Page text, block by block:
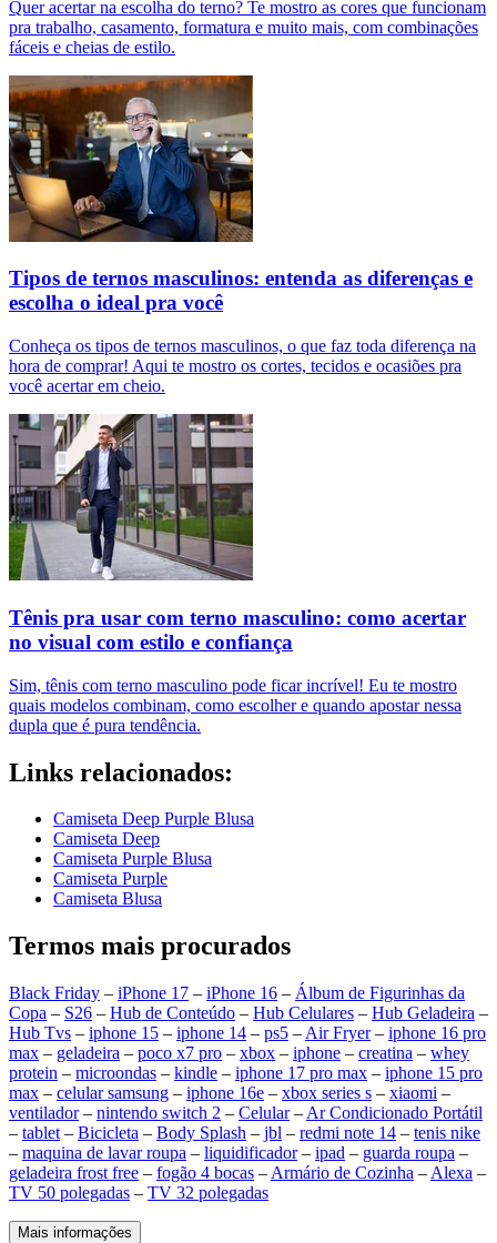
Quer acertar na escolha do terno? Te mostro as cores que funcionam
pra trabalho, casamento, formatura e muito mais, com combinações
fáceis e cheias de estilo.
Tipos de ternos masculinos: entenda as diferenças e
escolha o ideal pra você
Conheça os tipos de ternos masculinos, o que faz toda diferença na
hora de comprar! Aqui te mostro os cortes, tecidos e ocasiões pra
você acertar em cheio.
Tênis pra usar com terno masculino: como acertar
no visual com estilo e confiança
Sim, tênis com terno masculino pode ficar incrível! Eu te mostro
quais modelos combinam, como escolher e quando apostar nessa
dupla que é pura tendência.
Links relacionados:
Camiseta Deep Purple Blusa
Camiseta Deep
Camiseta Purple Blusa
Camiseta Purple
Camiseta Blusa
Termos mais procurados
Black Friday – iPhone 17 – iPhone 16 – Álbum de Figurinhas da
Copa – S26 – Hub de Conteúdo – Hub Celulares – Hub Geladeira –
Hub Tvs – iphone 15 – iphone 14 – ps5 – Air Fryer– iphone 16 pro
max – geladeira – poco x7 pro – xbox – iphone – creatina – whey
protein – microondas – kindle – iphone 17 pro max – iphone 15 pro
max – celular samsung – iphone 16e – xbox series s – xiaomi –
ventilador– nintendo switch 2 – Celular– Ar Condicionado Portátil
– tablet – Bicicleta – Body Splash – jbl – redmi note 14 – tenis nike
– maquina de lavar roupa – liquidificador– ipad – guarda roupa –
geladeira frost free – fogão 4 bocas – Armário de Cozinha – Alexa –
TV 50 polegadas – TV 32 polegadas
Mais informações